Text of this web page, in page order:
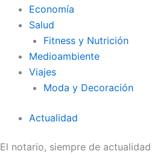
Economía
Salud
Fitness y Nutrición
Medioambiente
Viajes
Moda y Decoración
Actualidad
El notario, siempre de actualidad